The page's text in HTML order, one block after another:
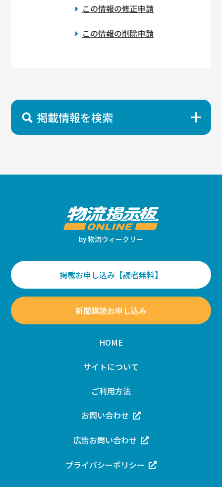
この情報の修正申請
この情報の削除申請
掲載情報を検索
by物流ウィークリー
掲載お申し込み【読者無料】
新聞購読お申し込み
HOME
サイトについて
ご利用方法
お問い合わせ
広告お問い合わせ
プライバシーポリシー